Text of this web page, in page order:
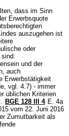
dass im Sinn
Erwerbsquote
auszugehen ist
oder
sind.
und der
auch
Erwerbstätigkeit
vgl. 4.7) - immer
üblichen Kriterien
BGE 128 III 4 E. 4a
vom 22. Juni 2016
Zumutbarkeit als